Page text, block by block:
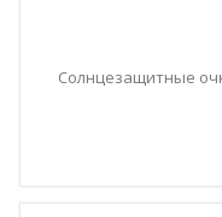
Солнцезащитные